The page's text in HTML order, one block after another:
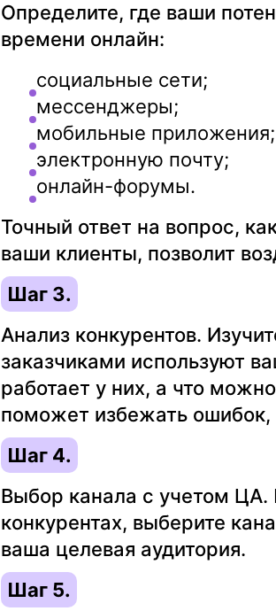
Определите, где ваши
времени онлайн:
социальные сети;
мессенджеры;
мобильные приложения;
электронную почту;
онлайн-форумы.
Точный ответ на вопрос,
ваши клиенты, позволит
Шаг 3.
Анализ конкурентов.
заказчиками используют
работает у них, а что
поможет избежать
Шаг 4.
Выбор канала с учетом ЦА.
конкурентах, выберите
ваша целевая аудитория.
Шаг 5.